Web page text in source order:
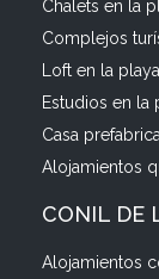
Chalets en la
Complejos
Loft en la
Estudios en la
Casa
Alojamientos
CONIL DE
Alojamientos